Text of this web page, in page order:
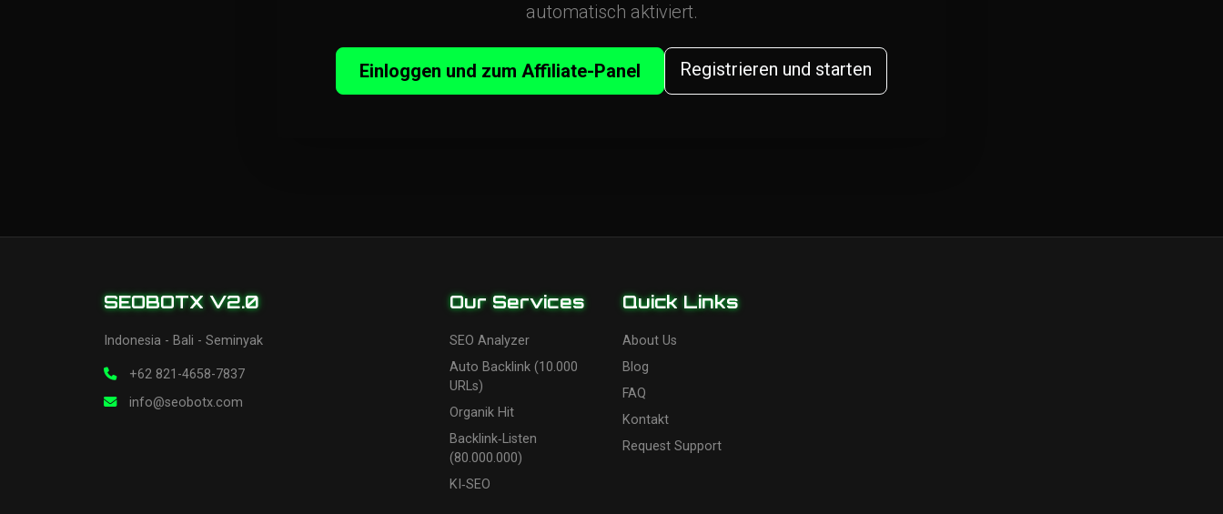
automatisch aktiviert.
Einloggen und zum Affiliate-Panel Registrieren und starten
SEOBOTX V2.0
Indonesia - Bali - Seminyak
+62 821-4658-7837
info@seobotx.com
Our Services
SEO Analyzer
Auto Backlink (10.000
URLs)
Organik Hit
Backlink‑Listen
(80.000.000)
KI‑SEO
Quick Links
About Us
Blog
FAQ
Kontakt
Request Support